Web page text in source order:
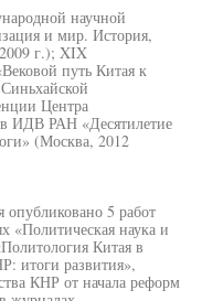
научной
и мир. История,
г.); XIX
путь Китая к
Центра
ИДВ РАН «Десятилетие
(Москва, 2012
опубликовано 5 работ
наука и
Китая в
итоги развития»,
КНР от начала реформ